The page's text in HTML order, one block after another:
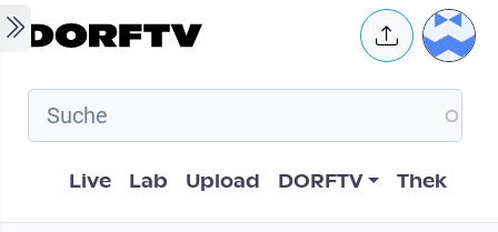
Skip to main content User
Hauptnavigation
Live Lab Upload DORFTV Thek